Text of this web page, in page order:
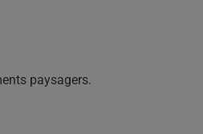
paysagers.